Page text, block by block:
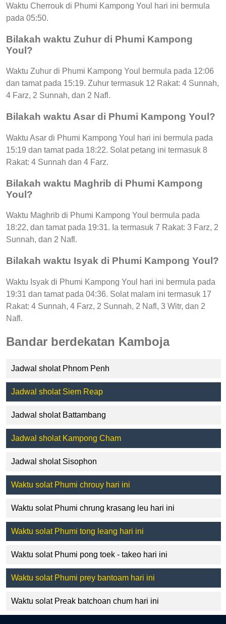
Waktu Cherrouk di Phumi Kampong Youl hari ini bermula
pada 05:50.
Bilakah waktu Zuhur di Phumi Kampong
Youl?
Waktu Zuhur di Phumi Kampong Youl bermula pada 12:06
dan tamat pada 15:19. Zuhur termasuk 12 Rakat: 4 Sunnah,
4 Farz, 2 Sunnah, dan 2 Nafl.
Bilakah waktu Asar di Phumi Kampong Youl?
Waktu Asar di Phumi Kampong Youl hari ini bermula pada
15:19 dan tamat pada 18:22. Solat petang ini termasuk 8
Rakat: 4 Sunnah dan 4 Farz.
Bilakah waktu Maghrib di Phumi Kampong
Youl?
Waktu Maghrib di Phumi Kampong Youl bermula pada
18:22, dan tamat pada 19:31. Ia termasuk 7 Rakat: 3 Farz, 2
Sunnah, dan 2 Nafl.
Bilakah waktu Isyak di Phumi Kampong Youl?
Waktu Isyak di Phumi Kampong Youl hari ini bermula pada
19:31 dan tamat pada 04:36. Solat malam ini termasuk 17
Rakat: 4 Sunnah, 4 Farz, 2 Sunnah, 2 Nafl, 3 Witr, dan 2
Nafl.
Bandar berdekatan Kamboja
Jadwal sholat Phnom Penh
Jadwal sholat Siem Reap
Jadwal sholat Battambang
Jadwal sholat Kampong Cham
Jadwal sholat Sisophon
Waktu solat Phumi chrouy hari ini
Waktu solat Phumi chrung krasang leu hari ini
Waktu solat Phumi tong leang hari ini
Waktu solat Phumi pong toek - takeo hari ini
Waktu solat Phumi prey bantoam hari ini
Waktu solat Preak batchoan chum hari ini